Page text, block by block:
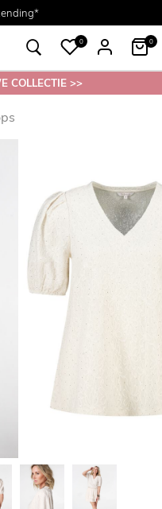
- 54
in de winkel
0 0
COLLECTIE >>